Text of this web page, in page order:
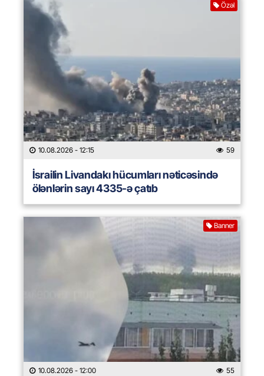
Özəl
10.08.2026 - 12:15 59
İsrailin Livandakı hücumları nəticəsində
ölənlərin sayı 4335-ə çatıb
Banner
10.08.2026 - 12:00 55